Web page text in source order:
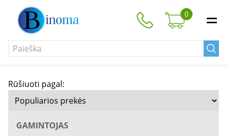
0
Rūšiuoti pagal:
GAMINTOJAS